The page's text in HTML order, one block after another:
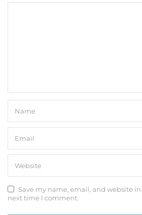
Save my name, email, and website
next time I comment.